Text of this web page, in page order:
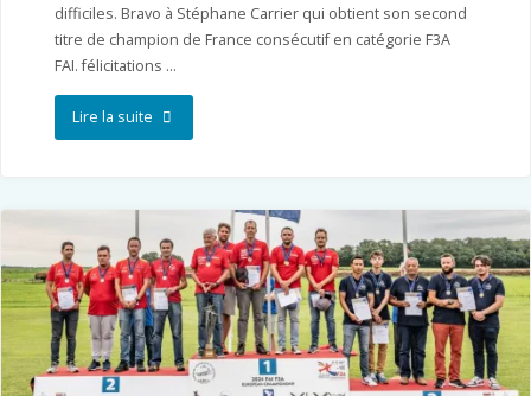
difficiles. Bravo à Stéphane Carrier qui obtient son second
titre de champion de France consécutif en catégorie F3A
FAI. félicitations …
Lire la suite"Championnat
F3A
à
La
Hague